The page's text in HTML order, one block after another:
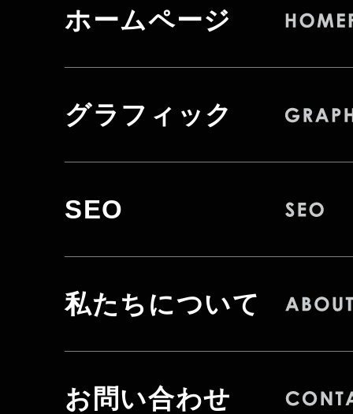
ホームページ
グラフィック
SEO
私たちについて
お問い合わせ